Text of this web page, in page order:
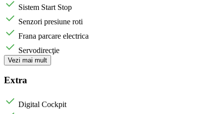
Sistem Start Stop
Senzori presiune roti
Frana parcare electrica
Servodirecţie
Vezi mai mult
Extra
Digital Cockpit